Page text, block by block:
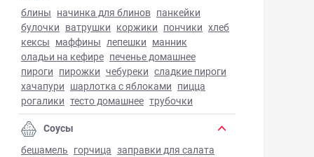
блины начинка для блинов панкейки
булочки ватрушки коржики пончики хлеб
кексы маффины лепешки манник
оладьи на кефире печенье домашнее
пироги пирожки чебуреки сладкие пироги
хачапури шарлотка с яблоками пицца
рогалики тесто домашнее трубочки
Соусы
бешамель горчица заправки для салата